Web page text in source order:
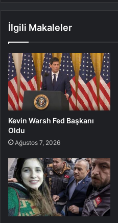
İlgili Makaleler
Kevin Warsh Fed Başkanı
Oldu
Ağustos 7, 2026